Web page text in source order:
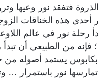
فتفقد نور وعيها
أحدى هذه الخناقات
رحلة نور في عالم
فإنه من الطبيعي أن
بكابوس يستمد أصوله من
نور باستمرار …